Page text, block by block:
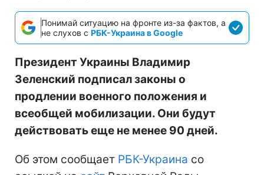
Понимай ситуацию на фронте из-за фактов, а
не слухов с РБК-Украина в Google
Президент Украины Владимир
Зеленский подписал законы о
продлении военного положения и
всеобщей мобилизации. Они будут
действовать еще не менее 90 дней.
Об этом сообщает РБК-Украина со